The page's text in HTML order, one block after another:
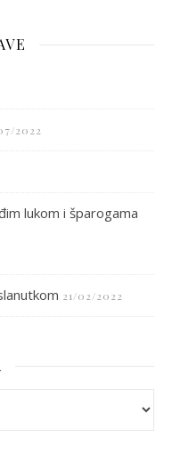
2022
lukom i šparogama
21/02/2022